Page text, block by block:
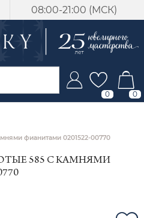
08:00-21:00 (МСК)
0 0
фианитами 0201522-00770
585 С КАМНЯМИ
с